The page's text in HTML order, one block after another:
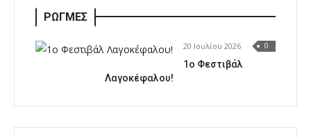
ΡΩΓΜΕΣ
20 Ιουλίου 2026 0
1o Φεστιβάλ
Λαγοκέφαλου!